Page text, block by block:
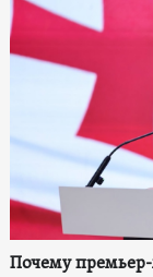
Почему